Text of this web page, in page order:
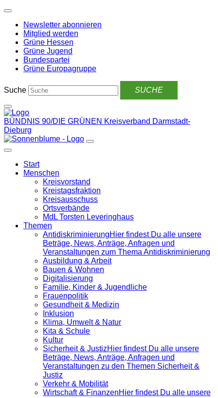
Weiter
Inhalt
Newsletter abonnieren
Mitglied werden
Grüne Hessen
Grüne Jugend
Bundespartei
Grüne Europagruppe
Suche
BÜNDNIS 90/DIE GRÜNEN Kreisverband Darmstadt-
Dieburg
Start
Menschen
Kreisvorstand
Kreistagsfraktion
Kreisausschuss
Ortsverbände
MdL Torsten Leveringhaus
Themen
Antidiskrimi­nierungHier findest Du alle unsere
Beträge, News, Anträge, Anfragen und
Veranstaltungen zum Thema Antidiskriminierung
Ausbildung & Arbeit
Bauen & Wohnen
Digitalisierung
Familie, Kinder & Jugendliche
Frauenpolitik
Gesundheit & Medizin
Inklusion
Klima, Umwelt & Natur
Kita & Schule
Kultur
Sicherheit & JustizHier findest Du alle unsere
Beträge, News, Anträge, Anfragen und
Veranstaltungen zu den Themen Sicherheit &
Justiz
Verkehr & Mobilität
Wirtschaft & FinanzenHier findest Du alle unsere